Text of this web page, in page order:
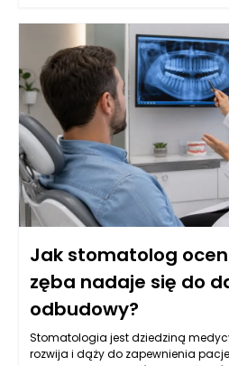
postępowania. W wielu
kanałowe może uratować ząb, ale
jednoznaczny. Stomatolog w
taka decyzja jest zasadne, a także
przeprowadzić kolejne etapy terapii
mógł cieszyć się zdrowym
Jak stomatolog
zęba nadaje się do
odbudowy?
Stomatologia jest dziedziną
rozwija i dąży do zapewnienia